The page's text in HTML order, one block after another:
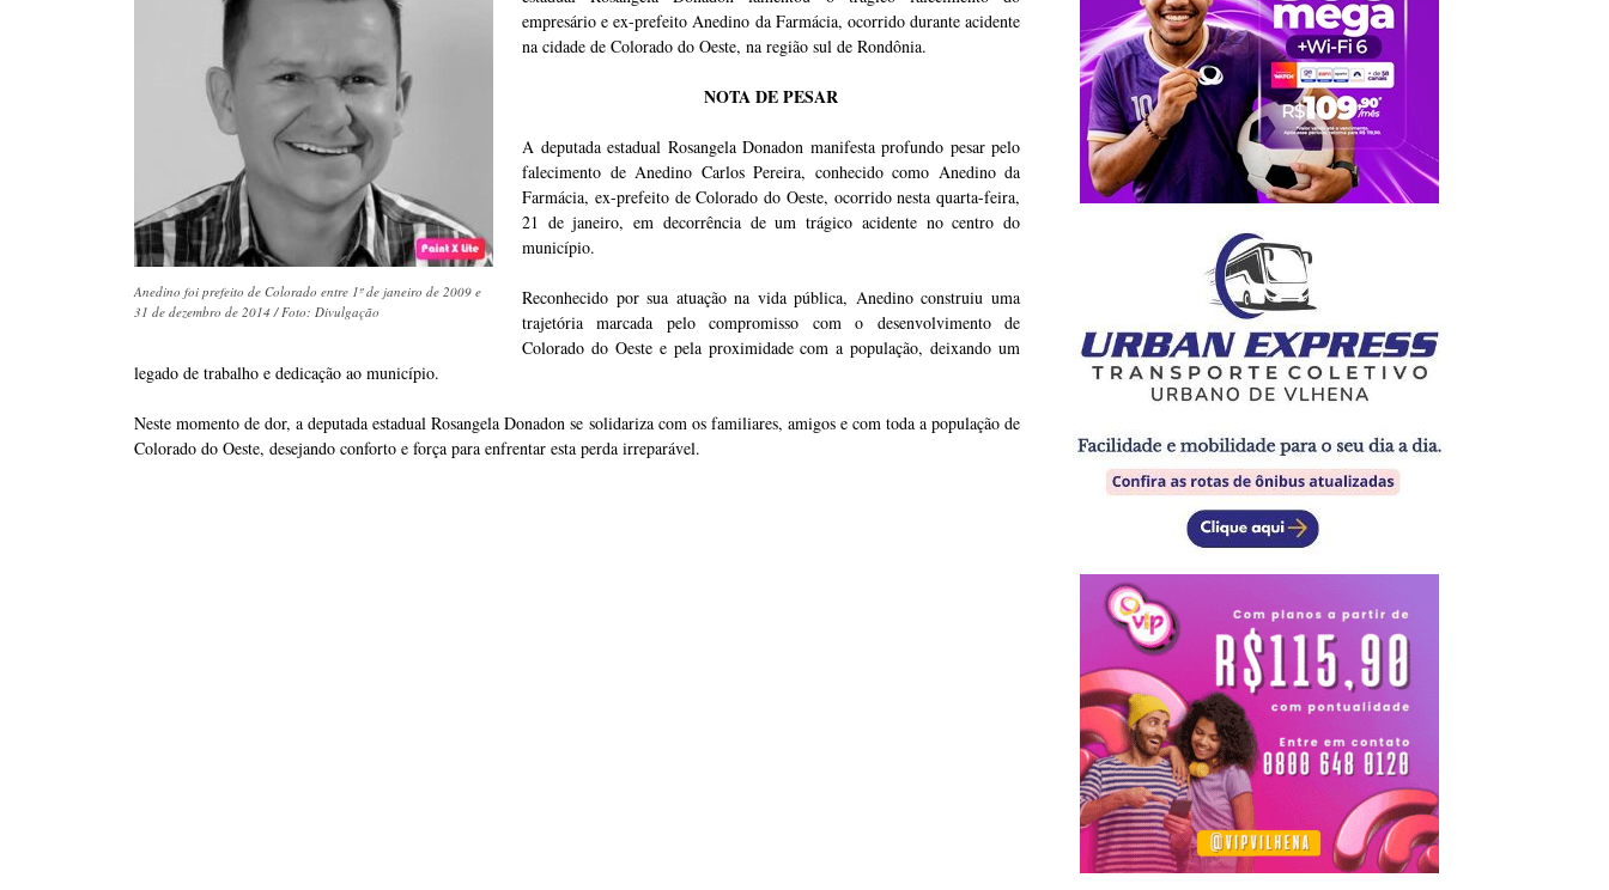
Anedino foi prefeito de Colorado entre 1º de janeiro de 2009 e
31 de dezembro de 2014 / Foto: Divulgação
empresário e ex-prefeito Anedino da Farmácia, ocorrido durante acidente
na cidade de Colorado do Oeste, na região sul de Rondônia.
NOTA DE PESAR
A deputada estadual Rosangela Donadon manifesta profundo pesar pelo
falecimento de Anedino Carlos Pereira, conhecido como Anedino da
Farmácia, ex-prefeito de Colorado do Oeste, ocorrido nesta quarta-feira,
21 de janeiro, em decorrência de um trágico acidente no centro do
município.
Reconhecido por sua atuação na vida pública, Anedino construiu uma
trajetória marcada pelo compromisso com o desenvolvimento de
Colorado do Oeste e pela proximidade com a população, deixando um
legado de trabalho e dedicação ao município.
Neste momento de dor, a deputada estadual Rosangela Donadon se solidariza com os familiares, amigos e com toda a população de
Colorado do Oeste, desejando conforto e força para enfrentar esta perda irreparável.